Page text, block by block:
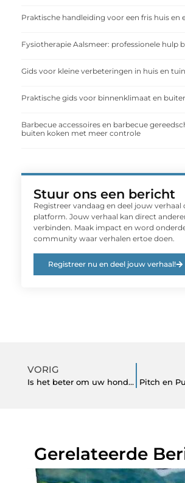
Praktische handleiding voor een fris huis en
Fysiotherapie Aalsmeer: professionele hulp
Gids voor kleine verbeteringen in huis en tuin
Praktische gids voor binnenklimaat en
Barbecue accessoires en barbecue
buiten koken met meer controle
Stuur ons een bericht
Registreer vandaag en deel jouw verhaal
platform. Jouw verhaal kan direct
verbinden. Maak impact en word
community waar verhalen ertoe doen.
Registreer nu en deel jouw verhaal!
VORIG
Is het beter om uw hond brokjes of vers voer te geven? Pitch en
Gerelateerde